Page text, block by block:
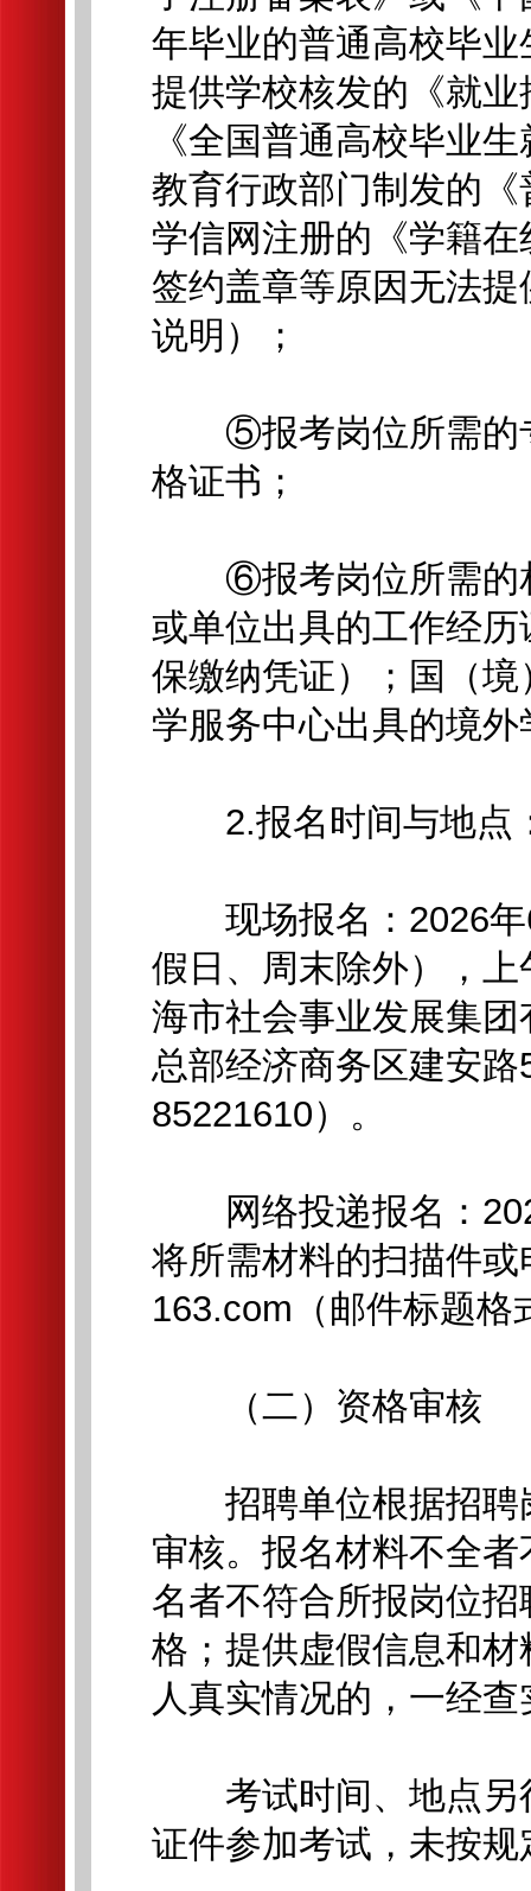
年毕业的普通高校毕
提供学校核发的《就
《全国普通高校毕业
教育行政部门制发的
学信网注册的《学籍
签约盖章等原因无法
说明）；
⑤报考岗位所需的专
格证书；
⑥报考岗位所需的相
或单位出具的工作经
保缴纳凭证）；国（
学服务中心出具的境
2.报名时间与地点
现场报名：2026年
假日、周末除外），
海市社会事业发展集
总部经济商务区建安
85221610）。
网络投递报名：
将所需材料的扫描件
163.com（邮件标题格
（二）资格审核
招聘单位根据招聘
审核。报名材料不全
名者不符合所报岗位
格；提供虚假信息和
人真实情况的，一经
考试时间、地点另
证件参加考试，未按